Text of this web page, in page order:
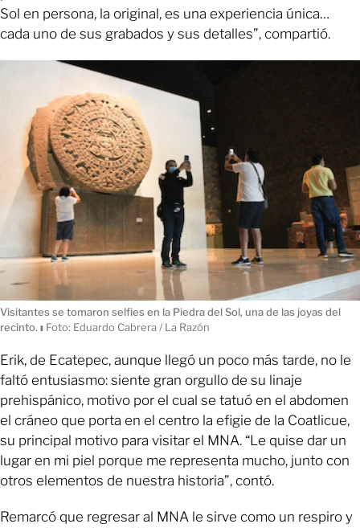
Sol en persona, la original, es una experiencia única…
cada uno de sus grabados y sus detalles”, compartió.
Visitantes se tomaron selfies en la Piedra del Sol, una de las joyas del
recinto. ı Foto: Eduardo Cabrera / La Razón
Erik, de Ecatepec, aunque llegó un poco más tarde, no le
faltó entusiasmo: siente gran orgullo de su linaje
prehispánico, motivo por el cual se tatuó en el abdomen
el cráneo que porta en el centro la efigie de la Coatlicue,
su principal motivo para visitar el MNA. “Le quise dar un
lugar en mi piel porque me representa mucho, junto con
otros elementos de nuestra historia”, contó.
Remarcó que regresar al MNA le sirve como un respiro y